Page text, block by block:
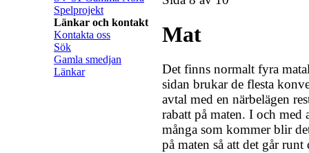
Spelprojekt
Länkar och kontakt
Kontakta oss
Sök
Gamla smedjan
Länkar
Mat
Det finns normalt fyra
sidan brukar de flesta
avtal med en närbelägen
rabatt på maten. I och med
många som kommer blir
på maten så att det går runt